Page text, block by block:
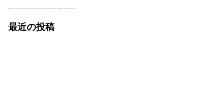
最近の投稿